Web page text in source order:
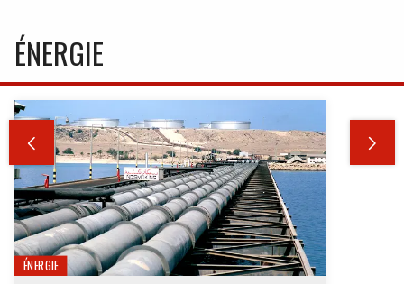
ÉNERGIE
 
ÉNERGIE